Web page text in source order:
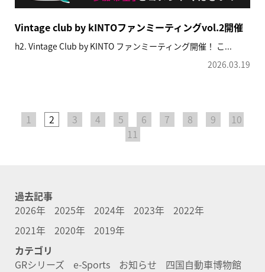
Vintage club by kINTOファンミーティングvol.2開催
h2. Vintage Club by KINTO ファンミーティング開催！ こ...
2026.03.19
1 2 3 4 5 6 7 8 9
10
11
過去記事
2026年
2025年 2024年 2023年
2022年
2021年
2020年
2019年
カテゴリ
GRシリーズ
e-Sports お知らせ
四国自動車博物館